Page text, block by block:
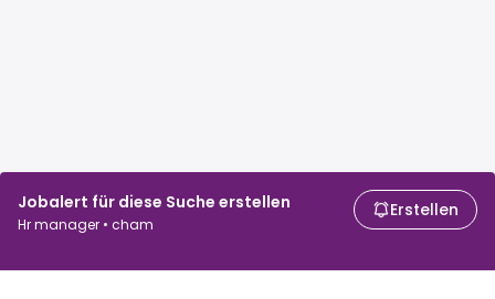
Jobalert für diese Suche erstellen
Hr manager • cham
Erstellen